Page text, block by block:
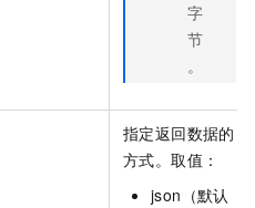
字
节
。
指定返回数据的
方式。取值：
json（默认